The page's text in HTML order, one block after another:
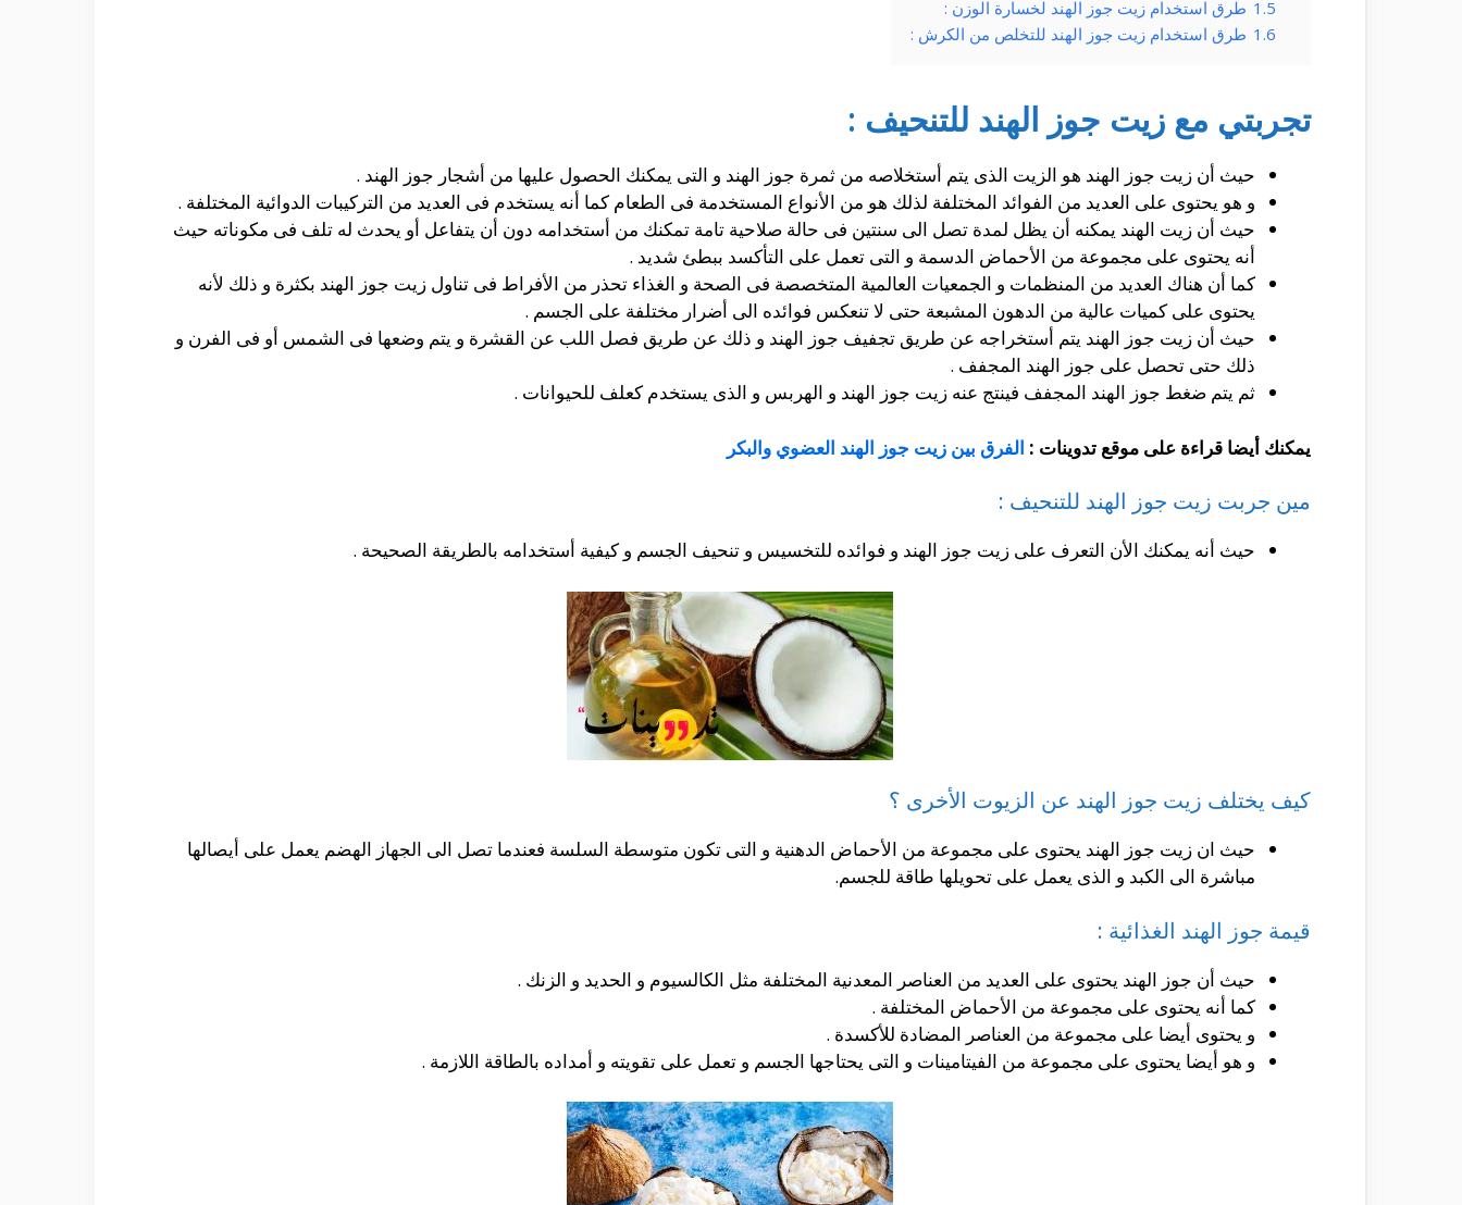
1.5 طرق استخدام زيت جوز الهند لخسارة الوزن :
1.6 طرق استخدام زيت جوز الهند للتخلص من الكرش :
تجربتي مع زيت جوز الهند للتنحيف :
حيث أن زيت جوز الهند هو الزيت الذى يتم أستخلاصه من ثمرة جوز الهند و التى يمكنك الحصول عليها من أشجار جوز الهند .
و هو يحتوى على العديد من الفوائد المختلفة لذلك هو من الأنواع المستخدمة فى الطعام كما أنه يستخدم فى العديد من التركيبات الدوائية المختلفة .
حيث أن زيت الهند يمكنه أن يظل لمدة تصل الى سنتين فى حالة صلاحية تامة تمكنك من أستخدامه دون أن يتفاعل أو يحدث له تلف فى مكوناته حيث
أنه يحتوى على مجموعة من الأحماض الدسمة و التى تعمل على التأكسد ببطئ شديد .
كما أن هناك العديد من المنظمات و الجمعيات العالمية المتخصصة فى الصحة و الغذاء تحذر من الأفراط فى تناول زيت جوز الهند بكثرة و ذلك لأنه
يحتوى على كميات عالية من الدهون المشبعة حتى لا تنعكس فوائده الى أضرار مختلفة على الجسم .
حيث أن زيت جوز الهند يتم أستخراجه عن طريق تجفيف جوز الهند و ذلك عن طريق فصل اللب عن القشرة و يتم وضعها فى الشمس أو فى الفرن و
ذلك حتى تحصل على جوز الهند المجفف .
ثم يتم ضغط جوز الهند المجفف فينتج عنه زيت جوز الهند و الهربس و الذى يستخدم كعلف للحيوانات .
يمكنك أيضا قراءة على موقع تدوينات : الفرق بين زيت جوز الهند العضوي والبكر
مين جربت زيت جوز الهند للتنحيف :
حيث أنه يمكنك الأن التعرف على زيت جوز الهند و فوائده للتخسيس و تنحيف الجسم و كيفية أستخدامه بالطريقة الصحيحة .
كيف يختلف زيت جوز الهند عن الزيوت الأخرى ؟
حيث ان زيت جوز الهند يحتوى على مجموعة من الأحماض الدهنية و التى تكون متوسطة السلسة فعندما تصل الى الجهاز الهضم يعمل على أيصالها
مباشرة الى الكبد و الذى يعمل على تحويلها طاقة للجسم.
قيمة جوز الهند الغذائية :
حيث أن جوز الهند يحتوى على العديد من العناصر المعدنية المختلفة مثل الكالسيوم و الحديد و الزنك .
كما أنه يحتوى على مجموعة من الأحماض المختلفة .
و يحتوى أيضا على مجموعة من العناصر المضادة للأكسدة .
و هو أيضا يحتوى على مجموعة من الفيتامينات و التى يحتاجها الجسم و تعمل على تقويته و أمداده بالطاقة اللازمة .